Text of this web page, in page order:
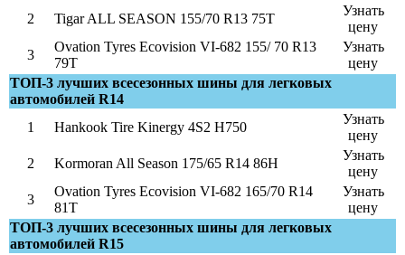
2
Tigar ALL SEASON 155/70 R13 75T
Узнать
цену
3
Ovation Tyres Ecovision VI-682 155/ 70 R13
79T
Узнать
цену
ТОП-3 лучших всесезонных шины для легковых
автомобилей R14
1
Hankook Tire Kinergy 4S2 H750
Узнать
цену
2
Kormoran All Season 175/65 R14 86H
Узнать
цену
3
Ovation Tyres Ecovision VI-682 165/70 R14
81T
Узнать
цену
ТОП-3 лучших всесезонных шины для легковых
автомобилей R15